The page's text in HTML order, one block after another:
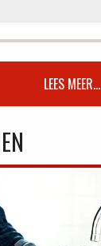
LEES MEER...